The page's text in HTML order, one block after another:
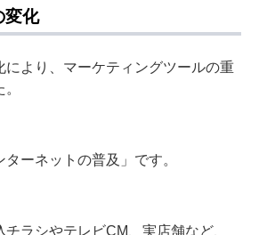
変化
により、マーケティングツールの重
ーネットの普及」です。
ラシやテレビCM、実店舗など、